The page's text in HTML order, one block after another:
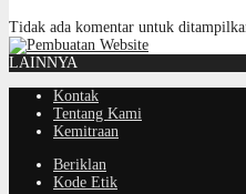
Tidak ada komentar untuk
LAINNYA
Kontak
Tentang Kami
Kemitraan
Beriklan
Kode Etik